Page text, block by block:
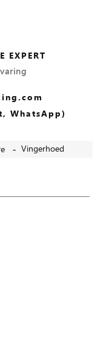
EXPERT
WhatsApp)
Vingerhoed